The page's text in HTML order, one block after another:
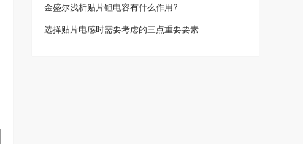
金盛尔浅析贴片钽电容有什么作用?
选择贴片电感时需要考虑的三点重要要素